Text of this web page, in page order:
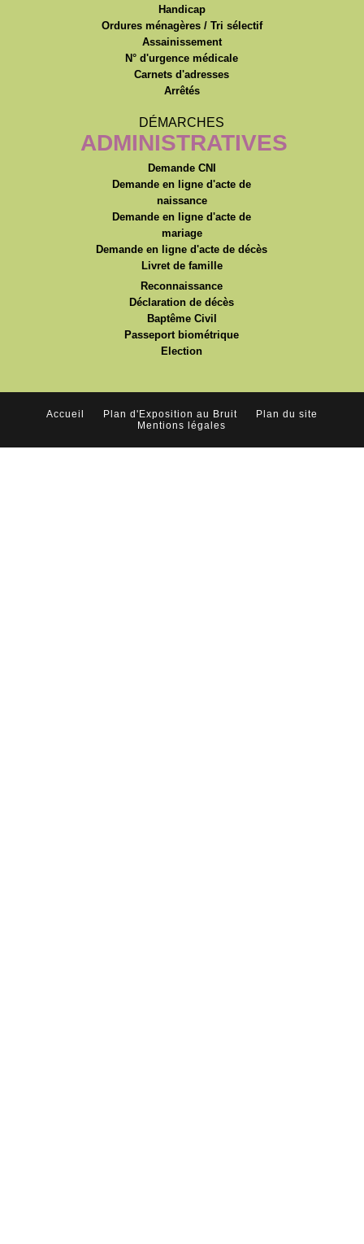
Handicap
Ordures ménagères / Tri sélectif
Assainissement
N° d'urgence médicale
Carnets d'adresses
Arrêtés
DÉMARCHES
ADMINISTRATIVES
Demande CNI
Demande en ligne d'acte de
naissance
Demande en ligne d'acte de
mariage
Demande en ligne d'acte de décès
Livret de famille
Reconnaissance
Déclaration de décès
Baptême Civil
Passeport biométrique
Election
Accueil Plan d'Exposition au Bruit
Plan du site
Mentions légales